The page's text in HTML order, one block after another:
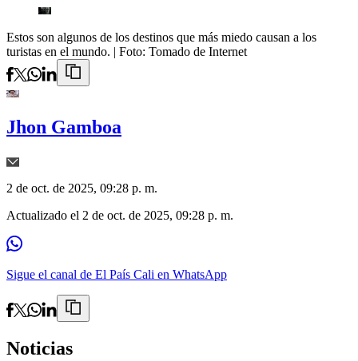
Estos son algunos de los destinos que más miedo causan a los
turistas en el mundo. | Foto: Tomado de Internet
Jhon Gamboa
2 de oct. de 2025, 09:28 p. m.
Actualizado el 2 de oct. de 2025, 09:28 p. m.
Sigue el canal de El País Cali en WhatsApp
Noticias